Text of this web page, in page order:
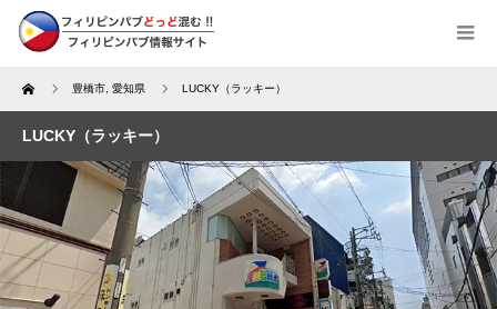
Home 豊橋市 愛知県 LUCKY（ラッキー）
LUCKY（ラッキー）